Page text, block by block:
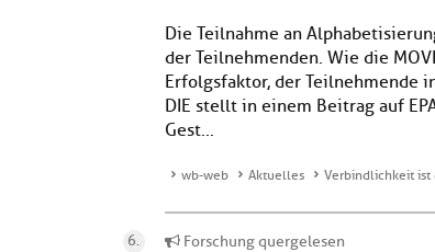
Die Teilnahme an
der Teilnehmenden. Wie die
Erfolgsfaktor, der Teilnehmende
DIE stellt in einem Beitrag auf
Gest...
wb-web Aktuelles Verbindlichkeit ist
Forschung quergelesen